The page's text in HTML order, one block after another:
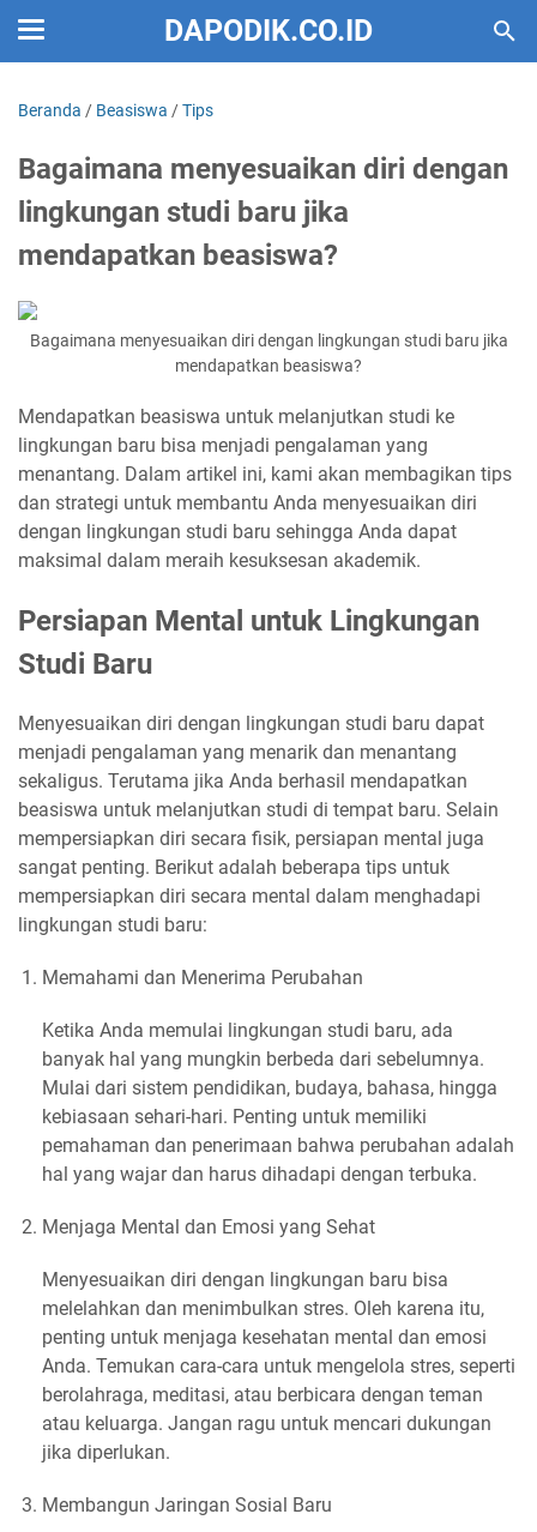
DAPODIK.CO.ID
Beranda / Beasiswa /Tips
Bagaimana menyesuaikan diri dengan
lingkungan studi baru jika
mendapatkan beasiswa?
Bagaimana menyesuaikan diri dengan lingkungan studi baru jika
mendapatkan beasiswa?
Mendapatkan beasiswa untuk melanjutkan studi ke
lingkungan baru bisa menjadi pengalaman yang
menantang. Dalam artikel ini, kami akan membagikan tips
dan strategi untuk membantu Anda menyesuaikan diri
dengan lingkungan studi baru sehingga Anda dapat
maksimal dalam meraih kesuksesan akademik.
Persiapan Mental untuk Lingkungan
Studi Baru
Menyesuaikan diri dengan lingkungan studi baru dapat
menjadi pengalaman yang menarik dan menantang
sekaligus. Terutama jika Anda berhasil mendapatkan
beasiswa untuk melanjutkan studi di tempat baru. Selain
mempersiapkan diri secara fisik, persiapan mental juga
sangat penting. Berikut adalah beberapa tips untuk
mempersiapkan diri secara mental dalam menghadapi
lingkungan studi baru:
Memahami dan Menerima Perubahan
Ketika Anda memulai lingkungan studi baru, ada
banyak hal yang mungkin berbeda dari sebelumnya.
Mulai dari sistem pendidikan, budaya, bahasa, hingga
kebiasaan sehari-hari. Penting untuk memiliki
pemahaman dan penerimaan bahwa perubahan adalah
hal yang wajar dan harus dihadapi dengan terbuka.
Menjaga Mental dan Emosi yang Sehat
Menyesuaikan diri dengan lingkungan baru bisa
melelahkan dan menimbulkan stres. Oleh karena itu,
penting untuk menjaga kesehatan mental dan emosi
Anda. Temukan cara-cara untuk mengelola stres, seperti
berolahraga, meditasi, atau berbicara dengan teman
atau keluarga. Jangan ragu untuk mencari dukungan
jika diperlukan.
Membangun Jaringan Sosial Baru